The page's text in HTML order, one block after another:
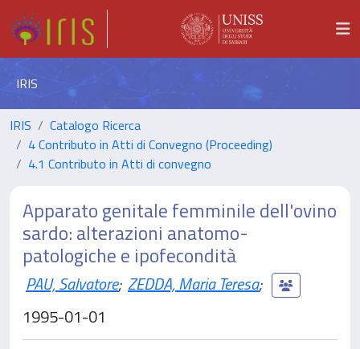
IRIS
IRIS
Catalogo Ricerca
4 Contributo in Atti di Convegno (Proceeding)
4.1 Contributo in Atti di convegno
Apparato genitale femminile dell'ovino
sardo: alterazioni anatomo-
patologiche e ipofecondità
PAU, Salvatore; ZEDDA, Maria Teresa;
1995-01-01